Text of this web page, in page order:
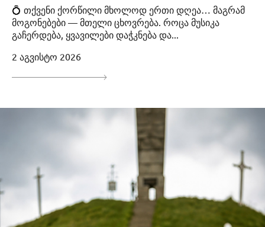
💍 თქვენი ქორწილი მხოლოდ ერთი დღეა… მაგრამ
მოგონებები — მთელი ცხოვრება. როცა მუსიკა
გაჩერდება, ყვავილები დაჭკნება და...
2 აგვისტო 2026